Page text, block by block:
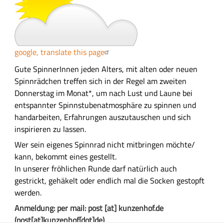
n
google, translate this page
A
u
s
f
ü
h
r
l
i
c
h
B
Gute SpinnerInnen jeden Alters, mit alten oder neuen
Spinnrädchen treffen sich in der Regel am zweiten
Donnerstag im Monat*, um nach Lust und Laune bei
entspannter Spinnstubenatmosphäre zu spinnen und
handarbeiten, Erfahrungen auszutauschen und sich
inspirieren zu lassen.
Wer sein eigenes Spinnrad nicht mitbringen möchte/
kann, bekommt eines gestellt.
In unserer fröhlichen Runde darf natürlich auch
gestrickt, gehäkelt oder endlich mal die Socken gestopft
werden.
Anmeldung: per mail: post[at] kunzenhof.de
(post[at]kunzenhof[dot]de)